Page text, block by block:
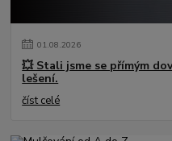
01.08.2026
💥 Stali jsme se přímým
lešení.
číst celé